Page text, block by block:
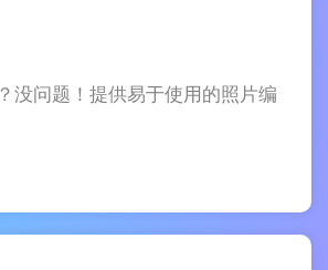
没问题！提供易于使用的照片编